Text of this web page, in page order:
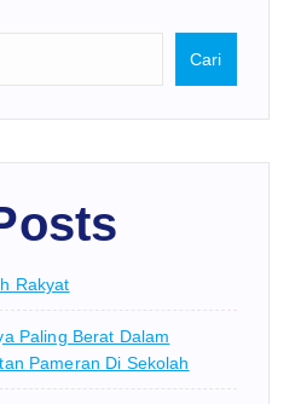
Cari
Rakyat
Paling Berat Dalam
Pameran Di Sekolah